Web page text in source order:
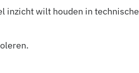
inzicht wilt houden in technische